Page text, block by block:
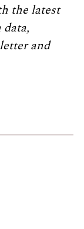
the latest
and